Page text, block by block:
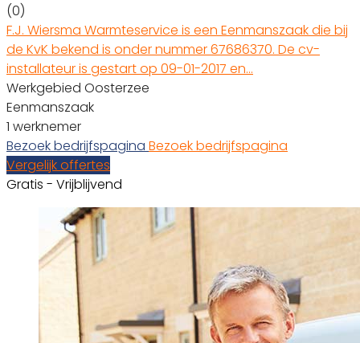
(0)
F.J. Wiersma Warmteservice is een Eenmanszaak die bij
de KvK bekend is onder nummer 67686370. De cv-
installateur is gestart op 09-01-2017 en…
Werkgebied Oosterzee
Eenmanszaak
1 werknemer
Bezoek bedrijfspagina Bezoek bedrijfspagina
Vergelijk offertes
Gratis - Vrijblijvend